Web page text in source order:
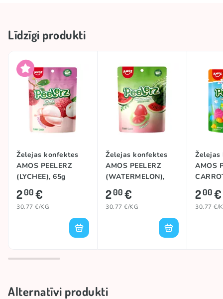
Kolekcijas
Izcelsmes valsts
TOP
Zīmols AMOS
#trend PEELABLE CANDY
Līdzīgi produkti
Želejas konfektes
AMOS PEELERZ
(LYCHEE), 65g
200€
30.77 €/KG
Želejas konfektes
AMOS PEELERZ
(WATERMELON),
65g
200€
30.77 €/KG
Želejas
AMOS
200€
30.77 €/
Alternatīvi produkti